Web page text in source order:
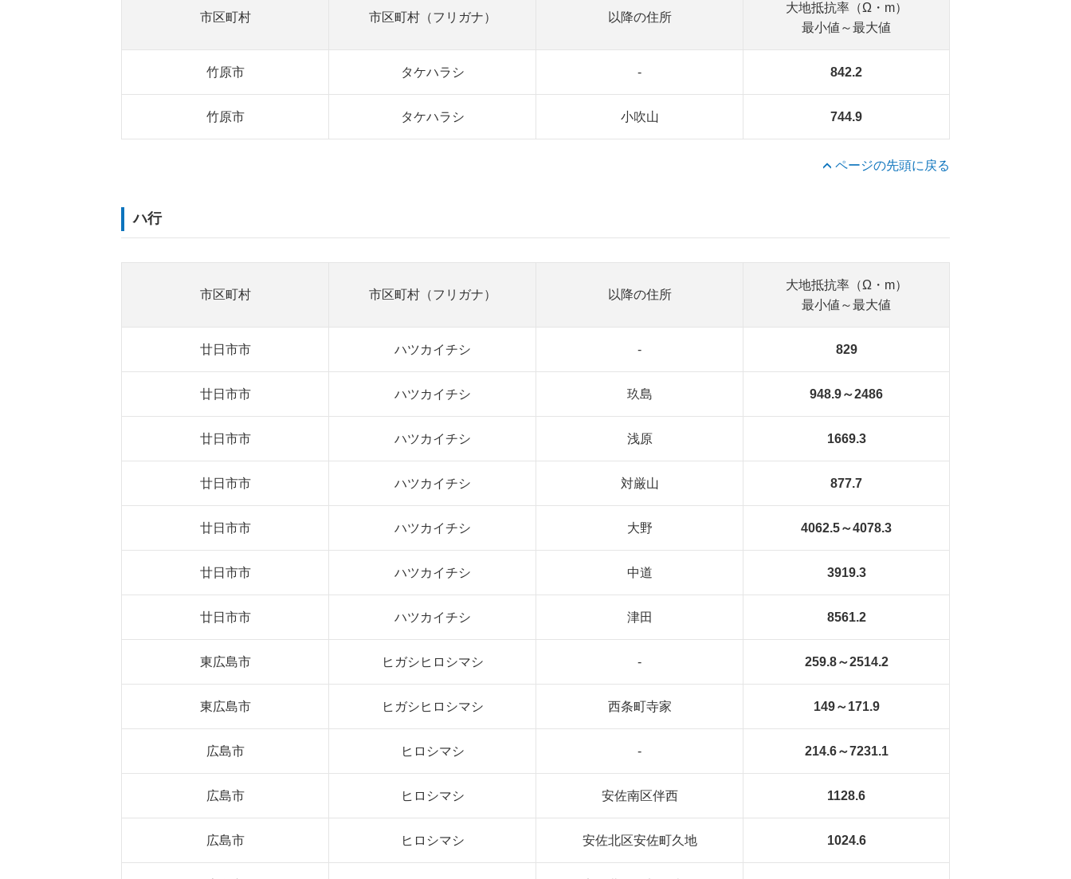
市区町村 市区町村（フリガナ） 以降の住所
大地抵抗率（Ω・m）
最小値～最大値
竹原市 タケハラシ - 842.2
竹原市 タケハラシ 小吹山 744.9
ページの先頭に戻る
ハ行
市区町村 市区町村（フリガナ） 以降の住所
大地抵抗率（Ω・m）
最小値～最大値
廿日市市 ハツカイチシ - 829
廿日市市 ハツカイチシ 玖島 948.9～2486
廿日市市 ハツカイチシ 浅原 1669.3
廿日市市 ハツカイチシ 対厳山 877.7
廿日市市 ハツカイチシ 大野 4062.5～4078.3
廿日市市 ハツカイチシ 中道 3919.3
廿日市市 ハツカイチシ 津田 8561.2
東広島市 ヒガシヒロシマシ - 259.8～2514.2
東広島市 ヒガシヒロシマシ 西条町寺家 149～171.9
広島市 ヒロシマシ - 214.6～7231.1
広島市 ヒロシマシ 安佐南区伴西 1128.6
広島市 ヒロシマシ 安佐北区安佐町久地 1024.6